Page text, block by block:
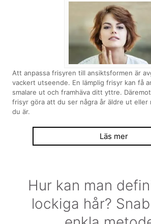
Att anpassa frisyren till ansiktsformen är
vackert utseende. En lämplig frisyr kan få
smalare ut och framhäva ditt yttre.
frisyr göra att du ser några år äldre ut eller
du är.
Läs mer
Hur kan man
lockiga hår?